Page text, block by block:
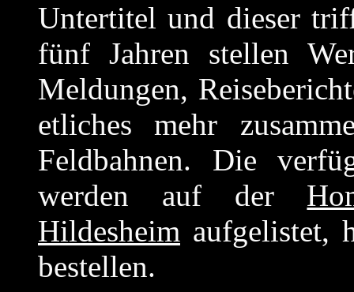
Untertitel und dieser
fünf Jahren stellen
Meldungen,
etliches mehr
Feldbahnen. Die
werden auf der
Hildesheim aufgelistet,
bestellen.